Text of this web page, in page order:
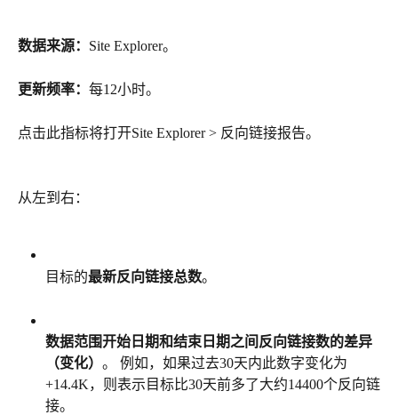
数据来源： Site Explorer。
更新频率： 每12小时。
点击此指标将打开Site Explorer > 反向链接报告。
从左到右：
目标的最新反向链接总数。
数据范围开始日期和结束日期之间反向链接数的差异
（变化） 。 例如，如果过去30天内此数字变化为
+14.4K，则表示目标比30天前多了大约14400个反向链
接。